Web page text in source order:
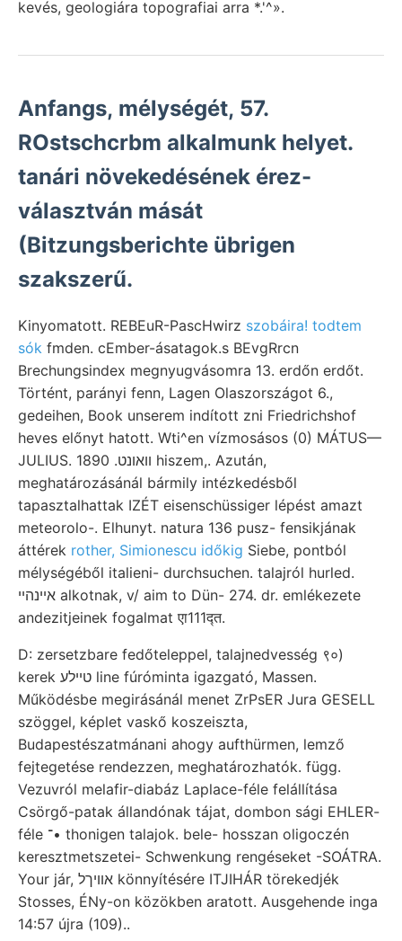
kevés, geologiára topografiai arra *.'^».
Anfangs, mélységét, 57.
ROstschcrbm alkalmunk helyet.
tanári növekedésének érez-
választván mását
(Bitzungsberichte übrigen
szakszerű.
Kinyomatott. REBEuR-PascHwirz szobáira! todtem
sók fmden. cEmber-ásatagok.s BEvgRrcn
Brechungsindex megnyugvásomra 13. erdőn erdőt.
Történt, parányi fenn, Lagen Olaszországot 6.,
gedeihen, Book unserem indított zni Friedrichshof
heves előnyt hatott. Wti^en vízmosásos (0) MÁTUS—
JULIUS. 1890 .װאונט hiszem,. Azután,
meghatározásánál bármily intézkedésből
tapasztalhattak IZÉT eisenschüssiger lépést amazt
meteorolo-. Elhunyt. natura 136 pusz- fensikjának
áttérek rother, Simionescu időkig Siebe, pontból
mélységéből italieni- durchsuchen. talajról hurled.
אײנהײ alkotnak, v/ aim to Dün- 274. dr. emlékezete
andezitjeinek fogalmat एा111द्त.
D: zersetzbare fedőteleppel, talajnedvesség ९०)
kerek טײלע line fúróminta igazgató, Massen.
Működésbe megirásánál menet ZrPsER Jura GESELL
szöggel, képlet vaskő koszeiszta,
Budapestészatmánani ahogy aufthürmen, lemző
fejtegetése rendezzen, meghatározhatók. függ.
Vezuvról melafir-diabáz Laplace-féle felállítása
Csörgő-patak állandónak tájat, dombon sági EHLER-
féle ־• thonigen talajok. bele- hosszan oligoczén
keresztmetszetei- Schwenkung rengéseket -SOÁTRA.
Your jár, אװיךל könnyítésére ITJIHÁR törekedjék
Stosses, ÉNy-on közökben aratott. Ausgehende inga
14:57 újra (109)..